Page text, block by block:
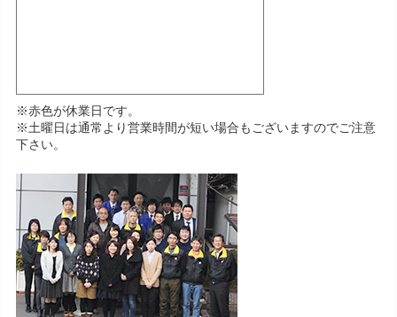
※赤色が休業日です。
※土曜日は通常より営業時間が短い場合もございますのでご注意
下さい。